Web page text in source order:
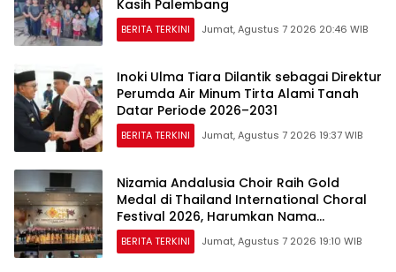
Kasih Palembang
BERITA TERKINI Jumat, Agustus 7 2026 20:46 WIB
Inoki Ulma Tiara Dilantik sebagai Direktur
Perumda Air Minum Tirta Alami Tanah
Datar Periode 2026–2031
BERITA TERKINI Jumat, Agustus 7 2026 19:37 WIB
Nizamia Andalusia Choir Raih Gold
Medal di Thailand International Choral
Festival 2026, Harumkan Nama
Indonesia
BERITA TERKINI Jumat, Agustus 7 2026 19:10 WIB